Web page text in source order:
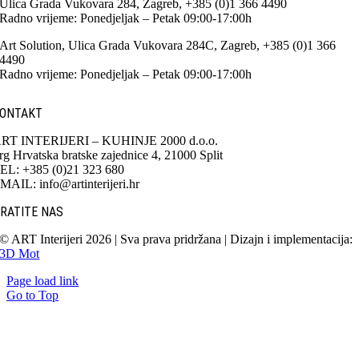
Ulica Grada Vukovara 284, Zagreb, +385 (0)1 366 4490
Radno vrijeme: Ponedjeljak – Petak 09:00-17:00h
Art Solution, Ulica Grada Vukovara 284C, Zagreb, +385 (0)1 366
4490
Radno vrijeme: Ponedjeljak – Petak 09:00-17:00h
INTERIJERI – KUHINJE 2000 d.o.o.
Hrvatska bratske zajednice 4, 21000 Split
+385 (0)21 323 680
info@artinterijeri.hr
NAS
© ART Interijeri 2026 | Sva prava pridržana | Dizajn i implementacija:
3D Mot
Page load link
Go to Top